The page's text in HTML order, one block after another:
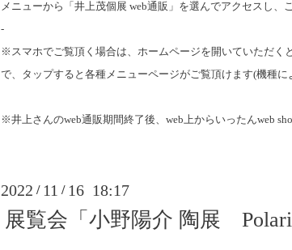
メニューから「井上茂個展 web通販」を選んでアクセスし、
-
※スマホでご覧頂く場合は、ホームページを開いていただくと
で、 タップすると各種メニューページがご覧頂けます(機種に
※井上さんのweb通販期間終了後、web上からいったんweb
2022 / 11 / 16 18:17
展覧会「小野陽介 陶展